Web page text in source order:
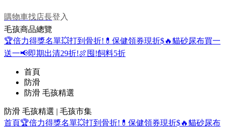
購物車找店長登入
毛孩商品總覽
🏆倍力得獎名單💥打到骨折! 💊保健領券現折$🔥貓砂尿布買一
送一📢即期出清29折!🍖囤!飼料5折
首頁
防滑
防滑 毛孩精選
防滑 毛孩精選 | 毛孩市集
首頁🏆倍力得獎名單💥打到骨折! 💊保健領券現折$🔥貓砂尿布